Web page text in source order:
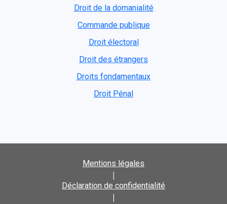
Droit de la domanialité
Commande publique
Droit électoral
Droit des étrangers
Droits fondamentaux
Droit Pénal
Mentions légales
|
Déclaration de confidentialité
|